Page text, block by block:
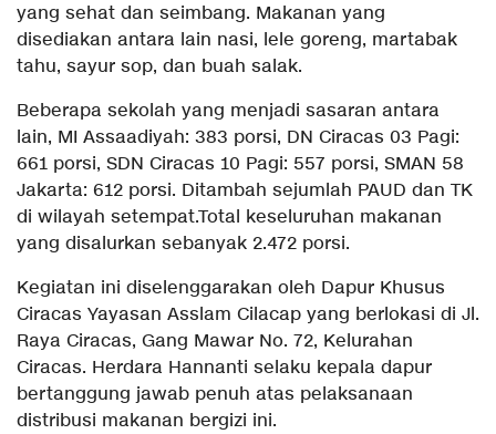
yang sehat dan seimbang. Makanan yang
disediakan antara lain nasi, lele goreng, martabak
tahu, sayur sop, dan buah salak.
Beberapa sekolah yang menjadi sasaran antara
lain, MI Assaadiyah: 383 porsi, DN Ciracas 03 Pagi:
661 porsi, SDN Ciracas 10 Pagi: 557 porsi, SMAN 58
Jakarta: 612 porsi. Ditambah sejumlah PAUD dan TK
di wilayah setempat.Total keseluruhan makanan
yang disalurkan sebanyak 2.472 porsi.
Kegiatan ini diselenggarakan oleh Dapur Khusus
Ciracas Yayasan Asslam Cilacap yang berlokasi di Jl.
Raya Ciracas, Gang Mawar No. 72, Kelurahan
Ciracas. Herdara Hannanti selaku kepala dapur
bertanggung jawab penuh atas pelaksanaan
distribusi makanan bergizi ini.